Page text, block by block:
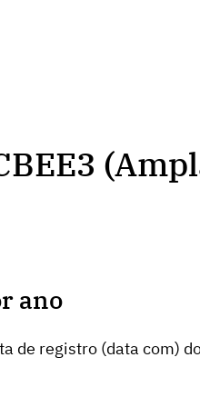
ano
de registro (data com)